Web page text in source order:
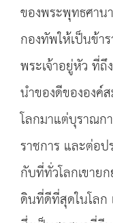
ของพระพุทธศาน
กองทัพให้เป็นข้า
พระเจ้าอยู่หัว ที่
นำของดีขององค์
โลกมาแต่บุราณก
ราชการ และต่อ
กับที่ทั่วโลกเขาย
ดินที่ดีที่สุดในโลก